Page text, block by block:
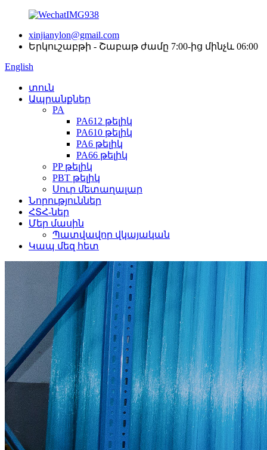
xinjianylon@gmail.com
Երկուշաբթի - Շաբաթ ժամը 7:00-ից մինչև 06:00
English
տուն
Ապրանքներ
PA
PA612 թելիկ
PA610 թելիկ
PA6 թելիկ
PA66 թելիկ
PP թելիկ
PBT թելիկ
Սուր մետաղալար
Նորություններ
ՀՏՀ-ներ
Մեր մասին
Պատվավոր վկայական
Կապ մեզ հետ